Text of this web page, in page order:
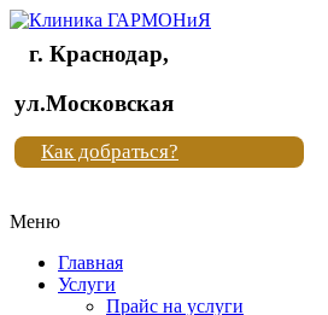
Клиника
"Новая
жизнь"
Клиника
жизнь"
г. Краснодар,
ул.Московская
Как добраться?
Меню
Главная
Услуги
Прайс на услуги